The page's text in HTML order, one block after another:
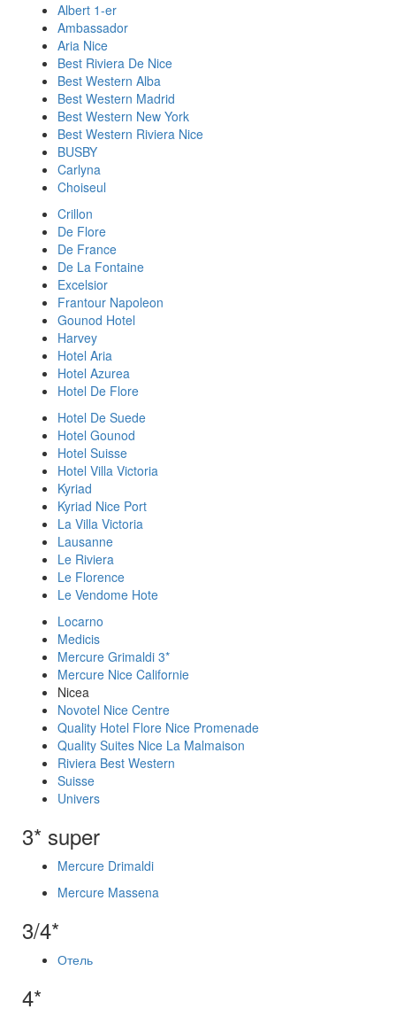
Albert 1-er
Ambassador
Aria Nice
Best Riviera De Nice
Best Western Alba
Best Western Madrid
Best Western New York
Best Western Riviera Nice
BUSBY
Carlyna
Choiseul
Crillon
De Flore
De France
De La Fontaine
Excelsior
Frantour Napoleon
Gounod Hotel
Harvey
Hotel Aria
Hotel Azurea
Hotel De Flore
Hotel De Suede
Hotel Gounod
Hotel Suisse
Hotel Villa Victoria
Kyriad
Kyriad Nice Port
La Villa Victoria
Lausanne
Le Riviera
Le Florence
Le Vendome Hote
Locarno
Medicis
Mercure Grimaldi 3*
Mercure Nice Californie
Nicea
Novotel Nice Centre
Quality Hotel Flore Nice Promenade
Quality Suites Nice La Malmaison
Riviera Best Western
Suisse
Univers
3* super
Mercure Drimaldi
Mercure Massena
3/4*
Отель
4*